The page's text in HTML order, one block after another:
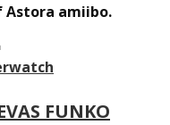
Astora amiibo.
FUNKO